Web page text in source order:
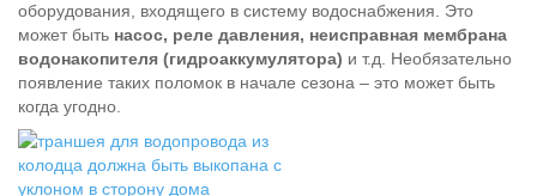
оборудования, входящего в систему водоснабжения. Это
может быть насос, реле давления, неисправная мембрана
водонакопителя (гидроаккумулятора) и т.д. Необязательно
появление таких поломок в начале сезона – это может быть
когда угодно.